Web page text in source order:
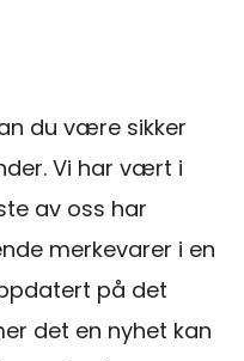
du være sikker
Vi har vært i
av oss har
merkevarer i en
på det
det en nyhet kan